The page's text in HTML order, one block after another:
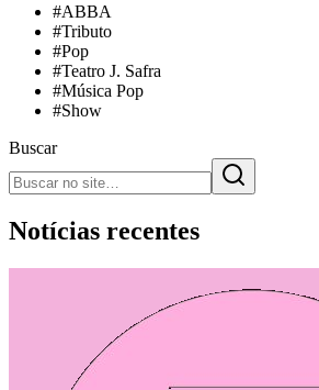
#ABBA
#Tributo
#Pop
#Teatro J. Safra
#Música Pop
#Show
Buscar
Notícias recentes